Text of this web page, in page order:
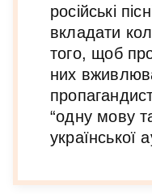
російські
вкладати
того, щоб
них
“одну мову
української